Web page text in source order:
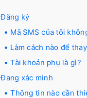
Đăng ký
Mã SMS của tôi
Làm cách nào để
Tài khoản phụ là gì?
Đang xác minh
Thông tin nào cần